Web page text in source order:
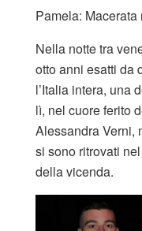
Pamela:
Nella notte tra
otto anni esatti da
l’Italia intera, una
lì, nel cuore ferito
Alessandra Verni,
si sono ritrovati
della vicenda.